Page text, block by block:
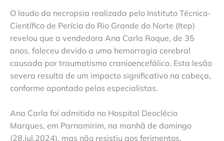
O laudo da necropsia realizada pelo Instituto Técnico-
Científico de Perícia do Rio Grande do Norte (Itep)
revelou que a vendedora Ana Carla Roque, de 35
anos, faleceu devido a uma hemorragia cerebral
causada por traumatismo cranioencefálico. Esta lesão
severa resulta de um impacto significativo na cabeça,
conforme apontado pelos especialistas.
Ana Carla foi admitida no Hospital Deoclécio
Marques, em Parnamirim, na manhã de domingo
(28.jul.2024), mas não resistiu aos ferimentos.